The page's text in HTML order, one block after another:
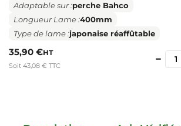
Adaptable sur :perche Bahco
Longueur Lame :400mm
Type de lame :japonaise réaffûtable
35,90 €HT
Soit 43,08 € TTC
−